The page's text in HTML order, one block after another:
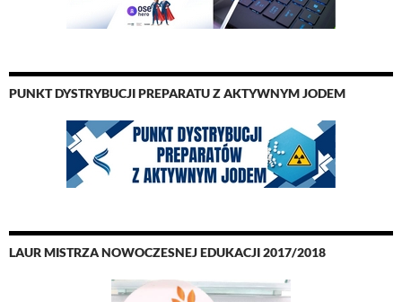
PUNKT DYSTRYBUCJI PREPARATU Z AKTYWNYM JODEM
LAUR MISTRZA NOWOCZESNEJ EDUKACJI 2017/2018